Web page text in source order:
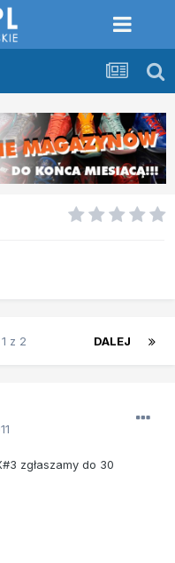
DALEJ
z 2
zgłaszamy do 30